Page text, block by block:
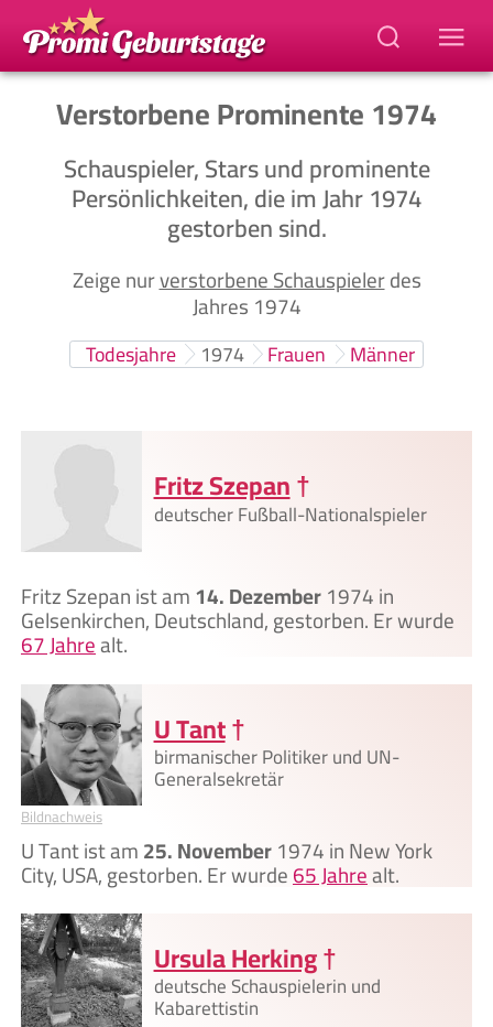
Verstorbene Prominente 1974
Schauspieler, Stars und prominente
Persönlichkeiten, die im Jahr 1974
gestorben sind.
Zeige nurverstorbene Schauspielerdes
Jahres 1974
Todesjahre 1974 Frauen Männer
Fritz Szepan†
deutscher Fußball-Nationalspieler
Fritz Szepan ist am14. Dezember1974 in
Gelsenkirchen, Deutschland, gestorben. Er wurde
67 Jahrealt.
Bildnachweis
U Tant†
birmanischer Politiker und UN-
Generalsekretär
U Tant ist am25. November1974 in New York
City, USA, gestorben. Er wurde65 Jahrealt.
Ursula Herking†
deutsche Schauspielerin und
Kabarettistin